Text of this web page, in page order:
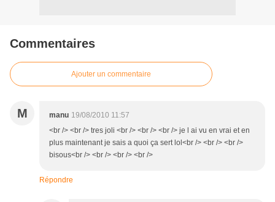
Commentaires
Ajouter un commentaire
M manu 19/08/2010 11:57
<br /> <br /> tres joli <br /> <br /> <br /> je l ai vu en vrai et en
plus maintenant je sais a quoi ça sert lol<br /> <br /> <br />
bisous<br /> <br /> <br /> <br />
Répondre